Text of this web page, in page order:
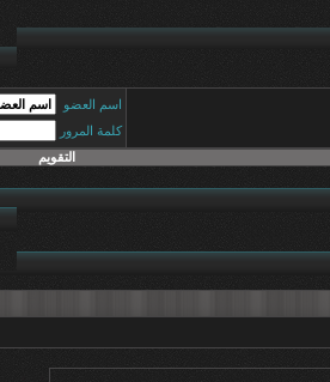
اسم العضو
كلمة المرور
التقويم